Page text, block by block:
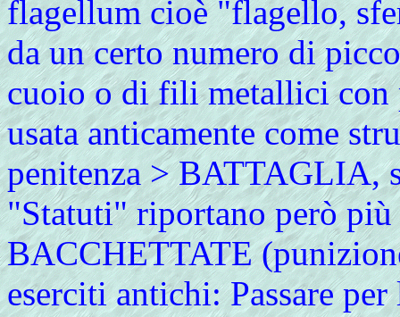
flagellum cioè "flagello,
da un certo numero di
cuoio o di fili metallici con
usata anticamente come
penitenza > BATTAGLIA,
"Statuti" riportano però
BACCHETTATE
eserciti antichi: Passare